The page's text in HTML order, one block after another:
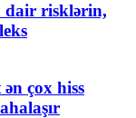
dair risklərin,
çox hiss